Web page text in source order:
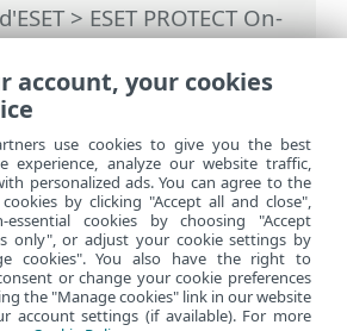
>ESET PROTECT On-
de ESET PROTECT On-
On-Prem Menu
> Inventaire matériel
pour ordinateur de bureau
account, your cookies
use cookies to give you the best
experience, analyze our website traffic,
personalized ads. You can agree to the
by clicking "Accept all and close",
cookies by choosing "Accept
only", or adjust your cookie settings by
cookies". You also have the right to
or change your cookie preferences
the "Manage cookies" link in our website
account settings (if available). For more